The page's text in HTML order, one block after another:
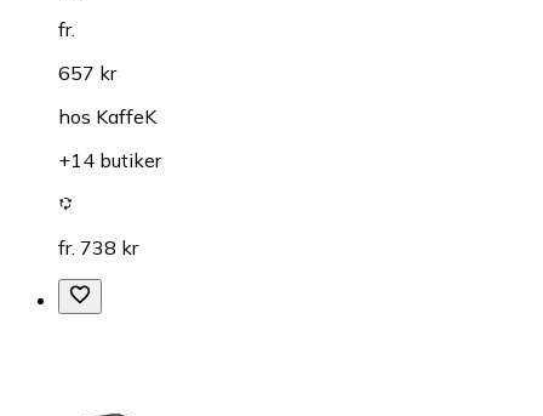
fr.
657 kr
hos KaffeK
+14 butiker
fr. 738 kr